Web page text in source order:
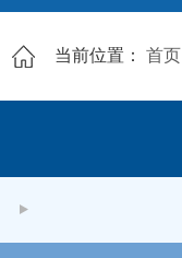
当前位置： 首页